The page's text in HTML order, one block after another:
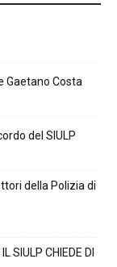
Gaetano Costa
del SIULP
della Polizia di
SIULP CHIEDE DI